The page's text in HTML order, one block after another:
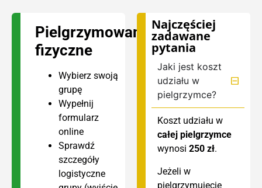
Pielgrzymowanie
fizyczne
Wybierz swoją
grupę
Wypełnij
formularz
online
Sprawdź
szczegóły
logistyczne
Najczęściej
zadawane
pytania
Jaki jest koszt
udziału w
pielgrzymce?
Koszt udziału w
całej pielgrzymce
wynosi 250 zł.
Jeżeli w
pielgrzymujecie